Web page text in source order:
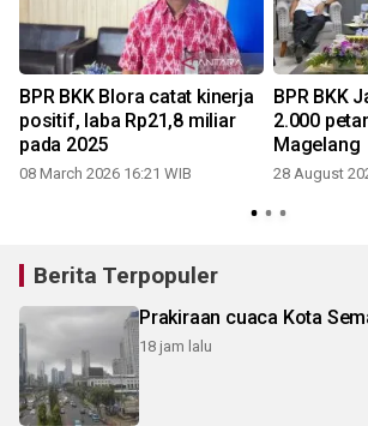
BPR BKK Blora catat kinerja
positif, laba Rp21,8 miliar
pada 2025
08 March 2026 16:21 WIB
BPR BKK
2.000
Magelang
28 August
Berita Terpopuler
Prakiraan cuaca Kota
18 jam lalu